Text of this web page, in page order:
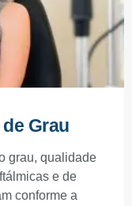
Grau
grau, qualidade
e de
conforme a